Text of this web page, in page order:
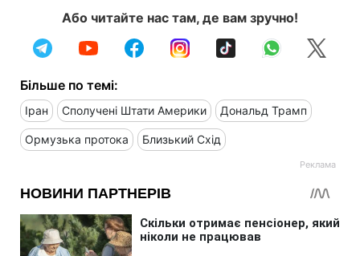
Або читайте нас там, де вам зручно!
Більше по темі:
Іран Сполучені Штати Америки Дональд Трамп
Ормузька протока Близький Схід